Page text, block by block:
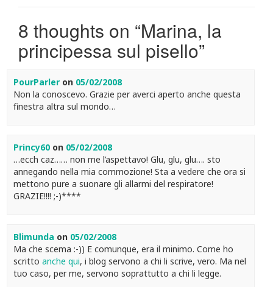
8 thoughts on “Marina, la
principessa sul pisello”
PourParleron 05/02/2008
Non la conoscevo. Grazie per averci aperto anche questa
finestra altra sul mondo…
Princy60on 05/02/2008
…ecch caz…… non me l’aspettavo! Glu, glu, glu…. sto
annegando nella mia commozione! Sta a vedere che ora si
mettono pure a suonare gli allarmi del respiratore!
GRAZIE!!!! ;-)****
Blimunda on 05/02/2008
Ma che scema :-)) E comunque, era il minimo. Come ho
scritto anche qui, i blog servono a chi li scrive, vero. Ma nel
tuo caso, per me, servono soprattutto a chi li legge.